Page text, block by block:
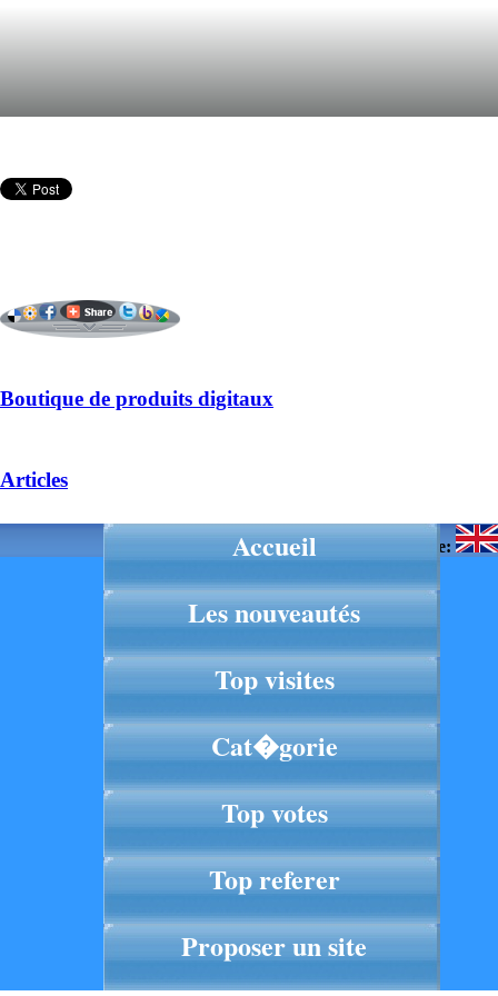
Boutique de produits digitaux
Articles
Langue:
Accueil
Les nouveautés
Top visites
Cat�gorie
Top votes
Top referer
Proposer un site